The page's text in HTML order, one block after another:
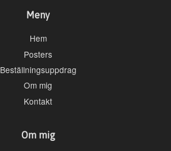
Meny
Hem
Posters
Beställningsuppdrag
Om mig
Kontakt
Om mig